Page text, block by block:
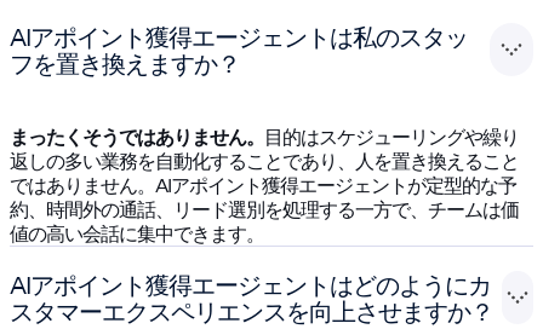
AIアポイント獲得エージェントは私のスタッ
フを置き換えますか？
まったくそうではありません。 目的はスケジューリングや繰り
返しの多い業務を自動化することであり、人を置き換えること
ではありません。AIアポイント獲得エージェントが定型的な予
約、時間外の通話、リード選別を処理する一方で、チームは価
値の高い会話に集中できます。
AIアポイント獲得エージェントはどのようにカ
スタマーエクスペリエンスを向上させますか？